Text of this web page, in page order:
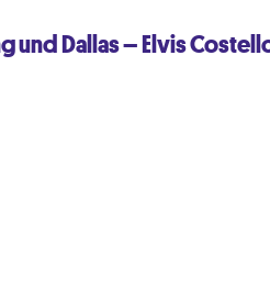
und Dallas – Elvis